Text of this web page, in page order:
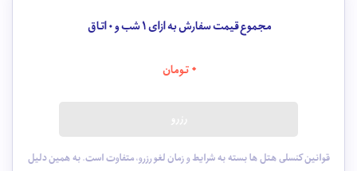
مجموع قیمت سفارش به ازای 1 شب و 0اتاق
0تومان
قوانین کنسلی هتل ها بسته به شرایط و زمان لغو رزرو، متفاوت است. به همین دلیل